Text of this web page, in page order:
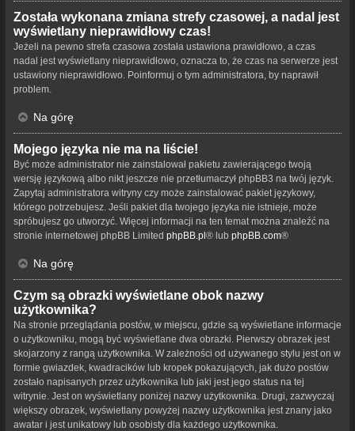
Została wykonana zmiana strefy czasowej, a nadal jest
wyświetlany nieprawidłowy czas!
Jeżeli na pewno strefa czasowa została ustawiona prawidłowo, a czas
nadal jest wyświetlany nieprawidłowo, oznacza to, że czas na serwerze jest
ustawiony nieprawidłowo. Poinformuj o tym administratora, by naprawił
problem.
Na górę
Mojego języka nie ma na liście!
Być może administrator nie zainstalował pakietu zawierającego twoją
wersję językową albo nikt jeszcze nie przetłumaczył phpBB3 na twój język.
Zapytaj administratora witryny czy może zainstalować pakiet językowy,
którego potrzebujesz. Jeśli pakiet dla twojego języka nie istnieje, może
spróbujesz go utworzyć. Więcej informacji na ten temat można znaleźć na
stronie internetowej phpBB Limited phpBB.pl® lub phpBB.com®
Na górę
Czym są obrazki wyświetlane obok nazwy
użytkownika?
Na stronie przeglądania postów, w miejscu, gdzie są wyświetlane informacje
o użytkowniku, mogą być wyświetlane dwa obrazki. Pierwszy obrazek jest
skojarzony z rangą użytkownika. W zależności od używanego stylu jest on w
formie gwiazdek, kwadracików lub kropek pokazujących, jak dużo postów
zostało napisanych przez użytkownika lub jaki jest jego status na tej
witrynie. Jest on wyświetlany poniżej nazwy użytkownika. Drugi, zazwyczaj
większy obrazek, wyświetlany powyżej nazwy użytkownika jest znany jako
awatar i jest unikatowy lub osobisty dla każdego użytkownika.